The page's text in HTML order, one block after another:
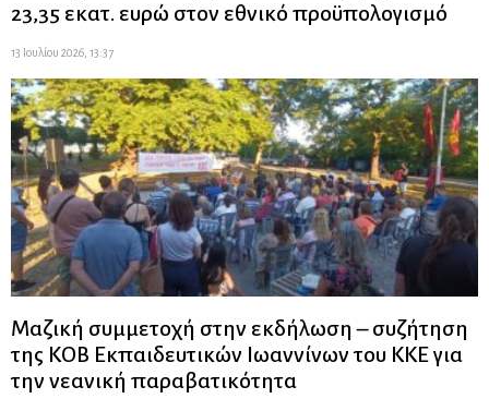
23,35 εκατ. ευρώ στον εθνικό προϋπολογισμό
13 Ιουλίου 2026, 13:37
Μαζική συμμετοχή στην εκδήλωση – συζήτηση
της ΚΟΒ Εκπαιδευτικών Ιωαννίνων του ΚΚΕ για
την νεανική παραβατικότητα